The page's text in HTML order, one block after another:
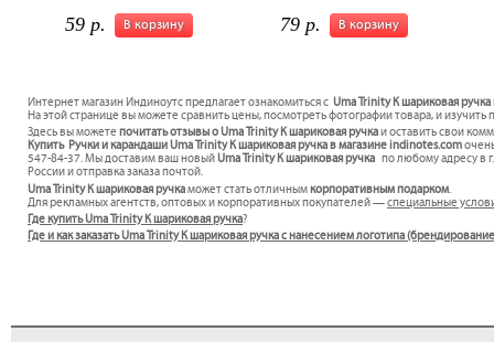
В корзину
59 р. В корзину
79 р.
Интернет магазин Индиноутс предлагает ознакомиться с Uma Trinity К шариковая
На этой странице вы можете сравнить цены, посмотреть фотографии товара, и
Здесь вы можете почитать отзывы о Uma Trinity К шариковая ручкаи оставить свои
Купить Ручки и карандаши Uma Trinity К шариковая ручка в магазине indinotes.com
547-84-37. Мы доставим ваш новыйUma Trinity К шариковая ручка по любому адресу в
России и отправка заказа почтой.
Uma Trinity К шариковая ручкаможет стать отличнымкорпоративным подарком.
Для рекламных агентств, оптовых и корпоративных покупателей —специальные
Где купить Uma Trinity К шариковая ручка?
Где и как заказать Uma Trinity К шариковая ручка с нанесением логотипа